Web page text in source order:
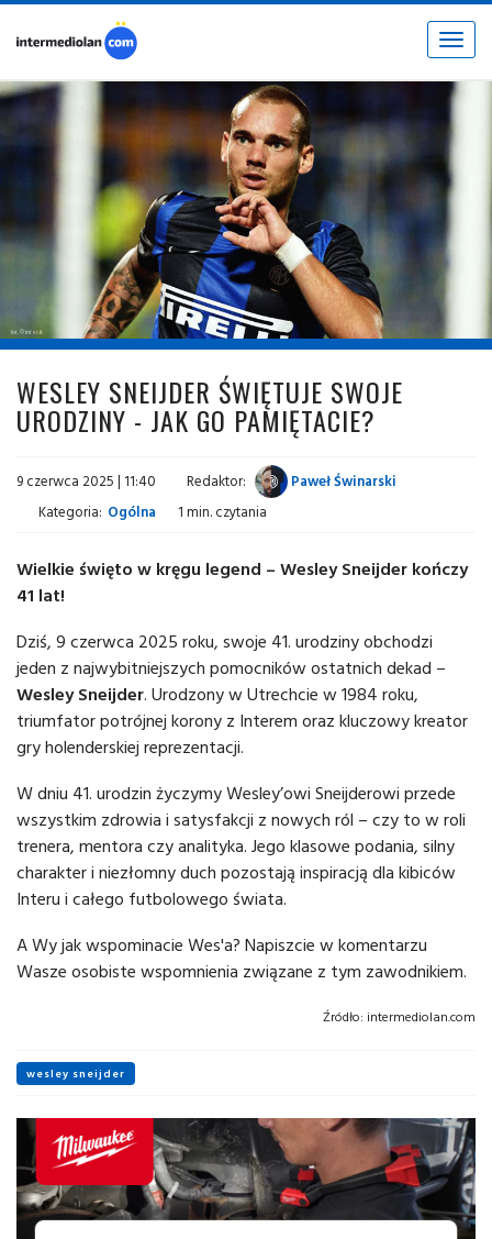
Toggle
fot. © inter.it
WESLEY SNEIJDER ŚWIĘTUJE SWOJE
URODZINY - JAK GO PAMIĘTACIE?
9 czerwca 2025 | 11:40 Redaktor:
Paweł Świnarski
Kategoria: Ogólna 1 min. czytania
Wielkie święto w kręgu legend – Wesley Sneijder kończy
41 lat!
Dziś, 9 czerwca 2025 roku, swoje 41. urodziny obchodzi
jeden z najwybitniejszych pomocników ostatnich dekad –
Wesley Sneijder. Urodzony w Utrechcie w 1984 roku,
triumfator potrójnej korony z Interem oraz kluczowy kreator
gry holenderskiej reprezentacji.
W dniu 41. urodzin życzymy Wesley’owi Sneijderowi przede
wszystkim zdrowia i satysfakcji z nowych ról – czy to w roli
trenera, mentora czy analityka. Jego klasowe podania, silny
charakter i niezłomny duch pozostają inspiracją dla kibiców
Interu i całego futbolowego świata.
A Wy jak wspominacie Wes'a? Napiszcie w komentarzu
Wasze osobiste wspomnienia związane z tym zawodnikiem.
Źródło: intermediolan.com
wesley sneijder